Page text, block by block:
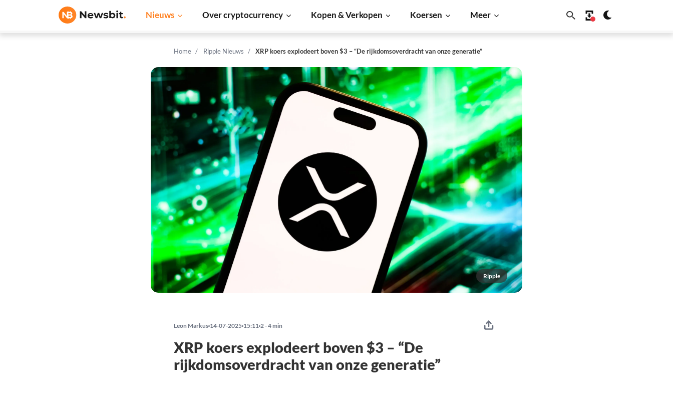
Nieuws Over cryptocurrency Kopen & Verkopen Koersen Meer
Home Ripple Nieuws XRP koers explodeert boven $3 – “De rijkdomsoverdracht van onze generatie”
Ripple
Leon Markus 14-07-2025 15:11 2 - 4 min
XRP koers explodeert boven $3 – “De
rijkdomsoverdracht van onze generatie”